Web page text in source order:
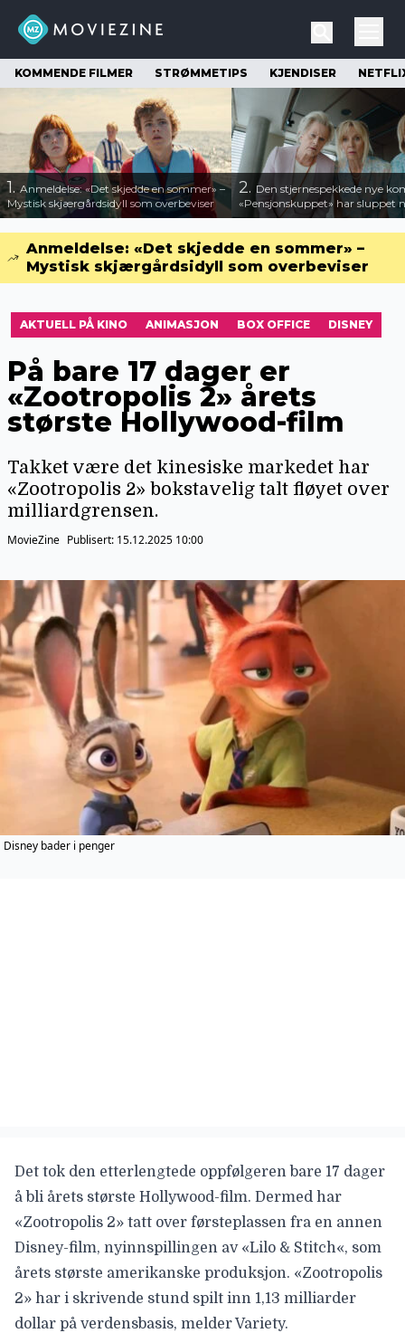
KOMMENDE FILMER STRØMMETIPS KJENDISER
1.Anmeldelse: «Det skjedde en sommer» –
Mystisk skjærgårdsidyll som overbeviser
2. Den stjernespekkede nye
«Pensjonskuppet» har sluppet
Anmeldelse: «Det skjedde en sommer» –
Mystisk skjærgårdsidyll som overbeviser
AKTUELL PÅ KINO ANIMASJON BOX OFFICE DISNEY
På bare 17 dager er
«Zootropolis 2» årets
største Hollywood-film
Takket være det kinesiske markedet har
«Zootropolis 2» bokstavelig talt fløyet over
milliardgrensen.
MovieZine Publisert: 15.12.2025 10:00
Disney bader i penger
Det tok den etterlengtede oppfølgeren bare 17 dager
å bli årets største Hollywood-film. Dermed har
«Zootropolis 2» tatt over førsteplassen fra en annen
Disney-film, nyinnspillingen av «Lilo & Stitch«, som
årets største amerikanske produksjon. «Zootropolis
2» har i skrivende stund spilt inn 1,13 milliarder
dollar på verdensbasis, melderVariety.